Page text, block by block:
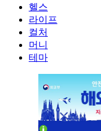
헬스
라이프
컬처
머니
테마